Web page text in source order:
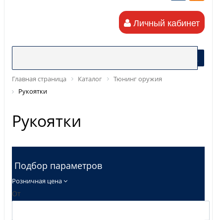
Личный кабинет
Главная страница Каталог
Тюнинг оружия
Рукоятки
Рукоятки
Подбор параметров
Розничная цена
От